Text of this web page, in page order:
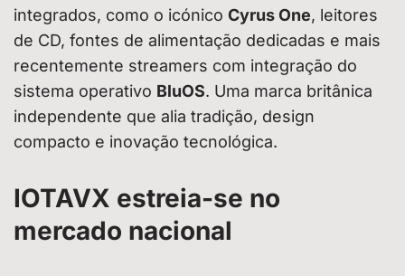
integrados, como o icónico Cyrus One, leitores
de CD, fontes de alimentação dedicadas e mais
recentemente streamers com integração do
sistema operativo BluOS. Uma marca britânica
independente que alia tradição, design
compacto e inovação tecnológica.
IOTAVX estreia-se no
mercado nacional